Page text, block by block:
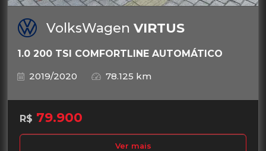
VolksWagen VIRTUS
1.0 200 TSI COMFORTLINE AUTOMÁTICO
2019/2020
78.125 km
R$ 79.900
Ver mais